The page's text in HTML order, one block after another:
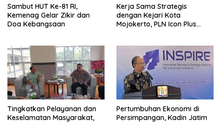
Sambut HUT Ke-81 RI,
Kemenag Gelar Zikir dan
Doa Kebangsaan
Kerja Sama Strategis
dengan Kejari Kota
Mojokerto, PLN Icon Plus
Tingkatkan Pelayanan dan
Keselamatan Masyarakat,
Pertumbuhan Ekonomi di
Persimpangan, Kadin Jatim